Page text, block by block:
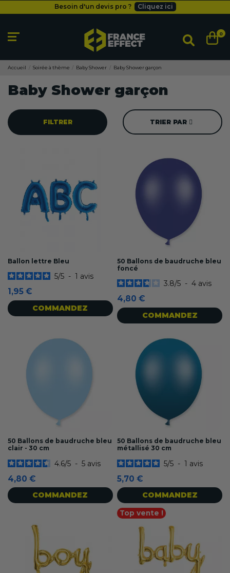
Besoin d'un devis pro ?
Cliquez ici
Besoin d'un devis pro ? Cliquez ici
Livraison gratuite dès 49
0
Accueil Soirée à thème Baby Shower Baby Shower garçon
Baby Shower garçon
FILTRER TRIER PAR
Ballon lettre Bleu
5/5 - 1 avis
1,95 €
COMMANDEZ
50 Ballons de baudruche bleu
foncé
3.8/5 - 4 avis
4,80 €
COMMANDEZ
50 Ballons de baudruche bleu
clair - 30 cm
4.6/5 - 5 avis
4,80 €
COMMANDEZ
50 Ballons de baudruche bleu
métallisé 30 cm
5/5 - 1 avis
5,70 €
COMMANDEZ
Top vente !